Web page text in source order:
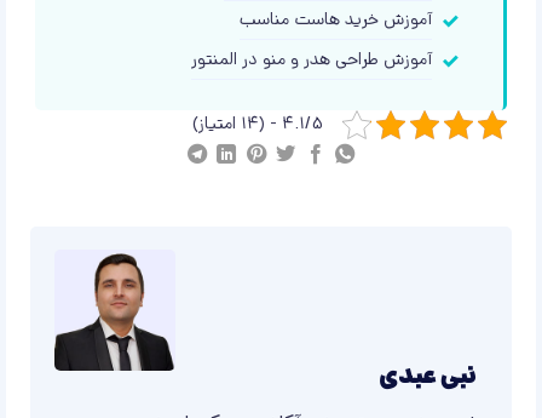
آموزش خرید هاست مناسب
آموزش طراحی هدر و منو در المنتور
4.1/5 - (14 امتیاز)
نبی عبدی